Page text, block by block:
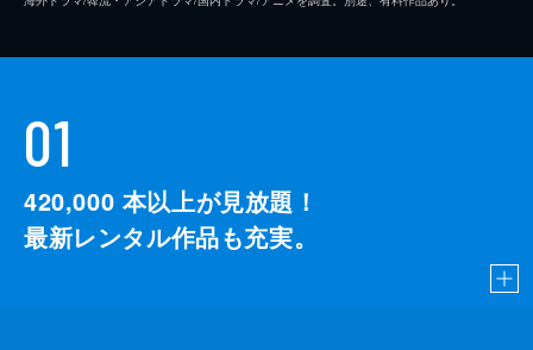
01
420,000 本以上が見放題！
最新レンタル作品も充実。